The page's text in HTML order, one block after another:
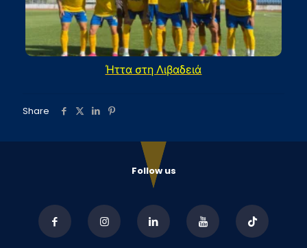
Ήττα στη Λιβαδειά
Share
Follow us